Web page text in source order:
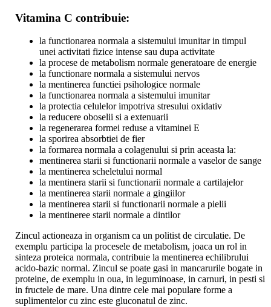
Vitamina C contribuie:
la functionarea normala a sistemului imunitar in timpul
unei activitati fizice intense sau dupa activitate
la procese de metabolism normale generatoare de energie
la functionare normala a sistemului nervos
la mentinerea functiei psihologice normale
la functionarea normala a sistemului imunitar
la protectia celulelor impotriva stresului oxidativ
la reducere oboselii si a extenuarii
la regenerarea formei reduse a vitaminei E
la sporirea absorbtiei de fier
la formarea normala a colagenului si prin aceasta la:
mentinerea starii si functionarii normale a vaselor de sange
la mentinerea scheletului normal
la mentinera starii si functionarii normale a cartilajelor
la mentinerea starii normale a gingiilor
la mentinerea starii si functionarii normale a pielii
la mentineree starii normale a dintilor
Zincul actioneaza in organism ca un politist de circulatie. De
exemplu participa la procesele de metabolism, joaca un rol in
sinteza proteica normala, contribuie la mentinerea echilibrului
acido-bazic normal. Zincul se poate gasi in mancarurile bogate in
proteine, de exemplu in oua, in leguminoase, in carnuri, in pesti si
in fructele de mare. Una dintre cele mai populare forme a
suplimentelor cu zinc este gluconatul de zinc.